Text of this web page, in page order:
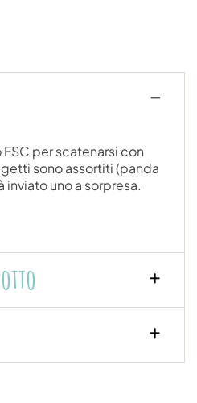
per scatenarsi con
sono assortiti (panda
inviato uno a sorpresa.